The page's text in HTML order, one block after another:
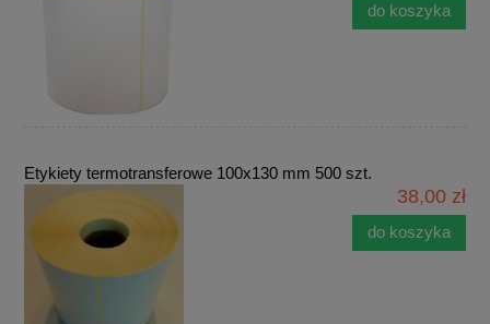
do koszyka
Etykiety termotransferowe 100x130 mm 500 szt.
38,00 zł
do koszyka